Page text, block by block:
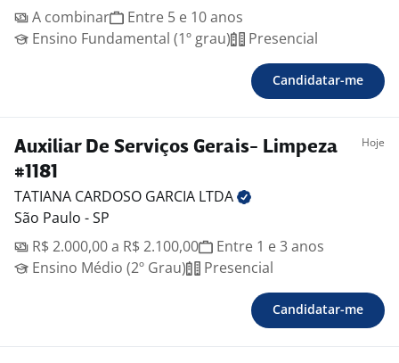
A combinar
Entre 5 e 10 anos
Ensino Fundamental (1º grau)
Presencial
Candidatar-me
Auxiliar De Serviços Gerais- Limpeza
#1181
Hoje
TATIANA CARDOSO GARCIA LTDA
São Paulo - SP
R$ 2.000,00 a R$ 2.100,00
Entre 1 e 3 anos
Ensino Médio (2º Grau)
Presencial
Candidatar-me